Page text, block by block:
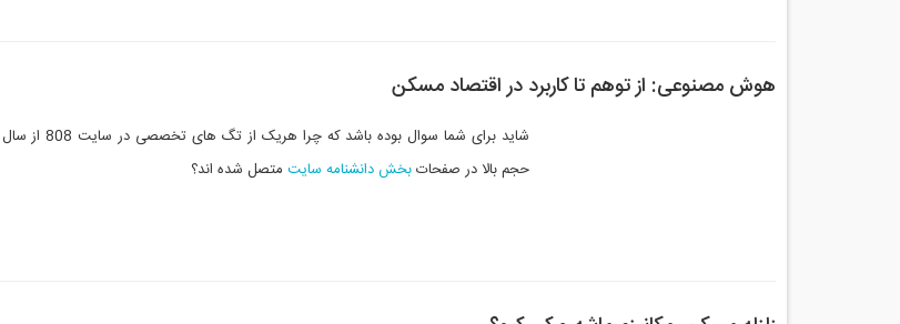
هوش مصنوعی: از توهم تا کاربرد در اقتصاد مسکن
حجم بالا در صفحاتبخش دانشنامه سایت متصل شده اند؟